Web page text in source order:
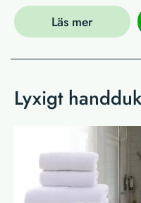
Läs mer
Lyxigt